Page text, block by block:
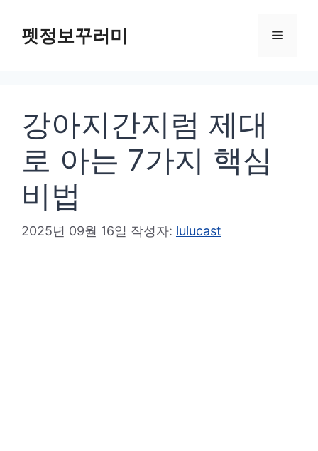
펫정보꾸러미 메
강아지간지럼 제대
로 아는 7가지 핵심
비법
2025년 09월 16일 작성자: lulucast